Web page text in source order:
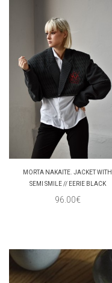
MORTA NAKAITE. JACKET WITH
SEMI SMILE // EERIE BLACK
96.00€